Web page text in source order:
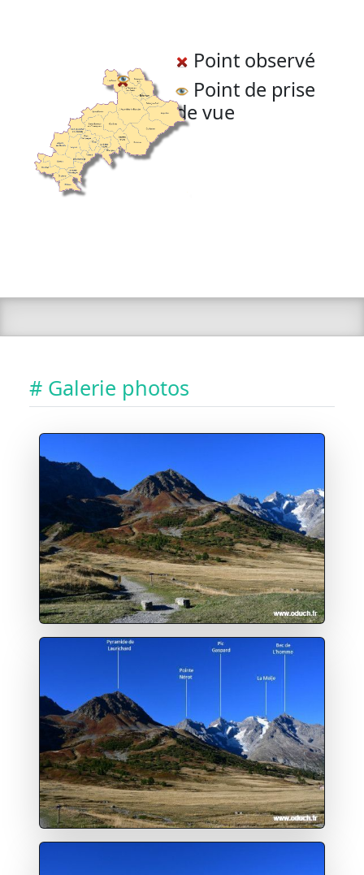
Point observé
Point de prise
de vue
# Galerie photos